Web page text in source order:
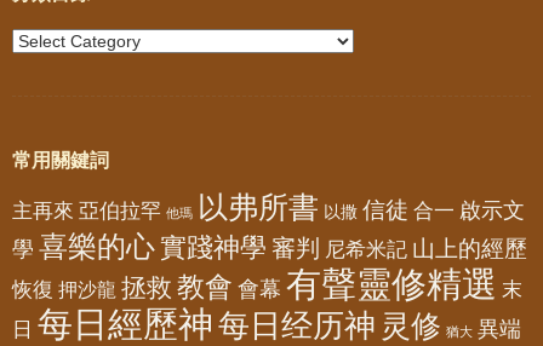
常用關鍵詞
主再來 亞伯拉罕 他瑪 以弗所書 以撒 信徒 合一 啟示文
學 喜樂的心實踐神學 審判 尼希米記 山上的經歷
恢復 押沙龍 拯救 教會 會幕 有聲靈修精選 末
日 每日經歷神 每日经历神 灵修 猶大 異端